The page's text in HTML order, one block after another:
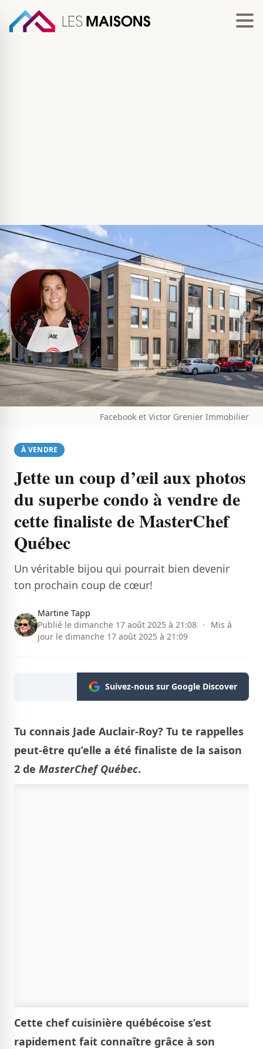
Facebook et Victor Grenier Immobilier
À VENDRE
Jette un coup d’œil aux photos
du superbe condo à vendre de
cette finaliste de MasterChef
Québec
Un véritable bijou qui pourrait bien devenir
ton prochain coup de cœur!
Martine Tapp
Publié le dimanche 17 août 2025 à 21:08 ·
Mis à
jour le dimanche 17 août 2025 à 21:09
Suivez-nous sur Google Discover
Tu connais Jade Auclair-Roy? Tu te rappelles
peut-être qu’elle a été finaliste de la saison
2 de MasterChef Québec.
Cette chef cuisinière québécoise s’est
rapidement fait connaître grâce à son